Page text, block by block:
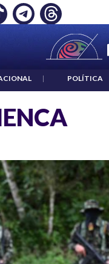
EMPLEO: JP MORGAN
| POLÍTICA